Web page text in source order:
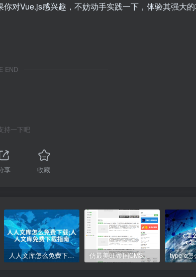
对Vue.js感兴趣，不妨动手实践一下，体验其强大
END
持一下吧
享 收藏
人人文库怎么免费下载;人人文库免费下载指南 仿最美ui 帝国CMS模板